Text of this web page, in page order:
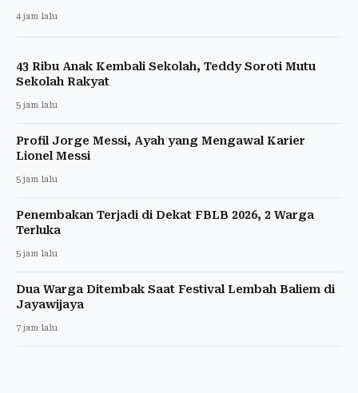
4 jam lalu
43 Ribu Anak Kembali Sekolah, Teddy Soroti Mutu
Sekolah Rakyat
5 jam lalu
Profil Jorge Messi, Ayah yang Mengawal Karier
Lionel Messi
5 jam lalu
Penembakan Terjadi di Dekat FBLB 2026, 2 Warga
Terluka
5 jam lalu
Dua Warga Ditembak Saat Festival Lembah Baliem di
Jayawijaya
7 jam lalu